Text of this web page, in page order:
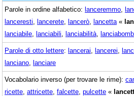
Parole in ordine alfabetico: lanceremmo
lanceresti lancerete lancerò lancetta «
lanciabile lanciabili lanciabilità
Parole di otto lettere: lancerai lancerei
lanciano lanciare
Vocabolario inverso (per trovare le rime):
ricette attricette falcette pulcette «